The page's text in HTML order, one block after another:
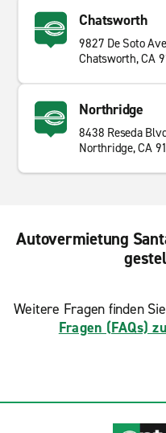
Chatsworth
9827 De Soto Ave
Chatsworth, CA
Northridge
8438 Reseda
Northridge, CA
Autovermietung
Weitere Fragen finden
Fragen (FAQs)